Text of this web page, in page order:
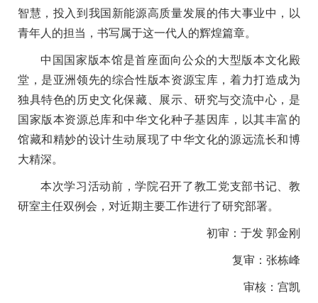
智慧，投入到我国新能源高质量发展的伟大事业中，以
青年人的担当，书写属于这一代人的辉煌篇章。
中国国家版本馆是首座面向公众的大型版本文化殿
堂，是亚洲领先的综合性版本资源宝库，着力打造成为
独具特色的历史文化保藏、展示、研究与交流中心，是
国家版本资源总库和中华文化种子基因库，以其丰富的
馆藏和精妙的设计生动展现了中华文化的源远流长和博
大精深。
本次学习活动前，学院召开了教工党支部书记、教
研室主任双例会，对近期主要工作进行了研究部署。
初审：于发 郭金刚
复审：张栋峰
审核：宫凯